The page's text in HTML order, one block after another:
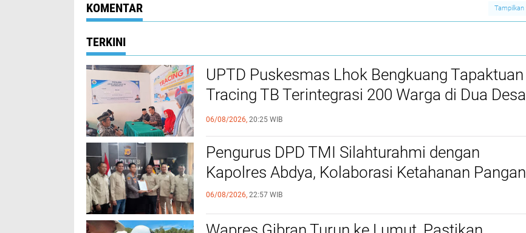
KOMENTAR Tampilkan
TERKINI
UPTD Puskesmas Lhok Bengkuang Tapaktuan
‎Tracing TB Terintegrasi 200 Warga di Dua Desa
Melalui Cek Kesehatan Gratis
06/08/2026, 20:25 WIB
Pengurus DPD TMI Silahturahmi dengan
Kapolres Abdya, Kolaborasi Ketahanan Pangan
06/08/2026, 22:57 WIB